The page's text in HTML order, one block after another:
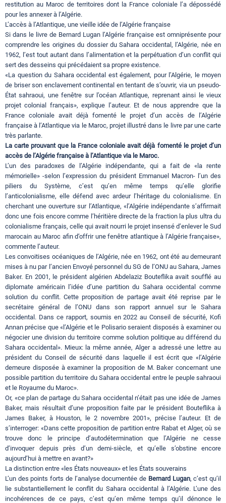
restitution au Maroc de territoires dont la France coloniale l’a dépossédé
pour les annexer à l’Algérie.
L’accès à l’Atlantique, une vieille idée de l’Algérie française
Si dans le livre de Bernard Lugan l’Algérie française est omniprésente pour
comprendre les origines du dossier du Sahara occidental, l’Algérie, née en
1962, l’est tout autant dans l’alimentation et la perpétuation d’un conflit qui
sert des desseins qui précédaient sa propre existence.
«La question du Sahara occidental est également, pour l’Algérie, le moyen
de briser son enclavement continental en tentant de s’ouvrir, via un pseudo-
État sahraoui, une fenêtre sur l’océan Atlantique, reprenant ainsi le vieux
projet colonial français», explique l’auteur. Et de nous apprendre que la
France coloniale avait déjà fomenté le projet d’un accès de l’Algérie
française à l’Atlantique via le Maroc, projet illustré dans le livre par une carte
très parlante.
La carte prouvant que la France coloniale avait déjà fomenté le projet d’un
accès de l’Algérie française à l’Atlantique via le Maroc.
L’un des paradoxes de l’Algérie indépendante, qui a fait de «la rente
mémorielle» -selon l’expression du président Emmanuel Macron- l’un des
piliers du Système, c’est qu’en même temps qu’elle glorifie
l’anticolonialisme, elle défend avec ardeur l’héritage du colonialisme. En
cherchant une ouverture sur l’Atlantique, «l’Algérie indépendante s’affirmait
donc une fois encore comme l’héritière directe de la fraction la plus ultra du
colonialisme français, celle qui avait nourri le projet insensé d’enlever le Sud
marocain au Maroc afin d’offrir une fenêtre atlantique à l’Algérie française»,
commente l’auteur.
Les convoitises océaniques de l’Algérie, née en 1962, ont été au demeurant
mises à nu par l’ancien Envoyé personnel du SG de l’ONU au Sahara, James
Baker. En 2001, le président algérien Abdelaziz Bouteflika avait soufflé au
diplomate américain l’idée d’une partition du Sahara occidental comme
solution du conflit. Cette proposition de partage avait été reprise par le
secrétaire général de l’ONU dans son rapport annuel sur le Sahara
occidental. Dans ce rapport, soumis en 2022 au Conseil de sécurité, Kofi
Annan précise que «l’Algérie et le Polisario seraient disposés à examiner ou
négocier une division du territoire comme solution politique au différend du
Sahara occidental». Mieux: la même année, Alger a adressé une lettre au
président du Conseil de sécurité dans laquelle il est écrit que «l’Algérie
demeure disposée à examiner la proposition de M. Baker concernant une
possible partition du territoire du Sahara occidental entre le peuple sahraoui
et le Royaume du Maroc».
Or, «ce plan de partage du Sahara occidental n’était pas une idée de James
Baker, mais résultait d’une proposition faite par le président Bouteflika à
James Baker, à Houston, le 2 novembre 2001», précise l’auteur. Et de
s’interroger: «Dans cette proposition de partition entre Rabat et Alger, où se
trouve donc le principe d’autodétermination que l’Algérie ne cesse
d’invoquer depuis près d’un demi-siècle, et qu’elle s’obstine encore
aujourd’hui à mettre en avant?»
La distinction entre «les États nouveaux» et les États souverains
L’un des points forts de l’analyse documentée de Bernard Lugan, c’est qu’il
lie substantiellement le conflit du Sahara occidental à l’Algérie. L’une des
incohérences de ce pays, c’est qu’en même temps qu’il dénonce le